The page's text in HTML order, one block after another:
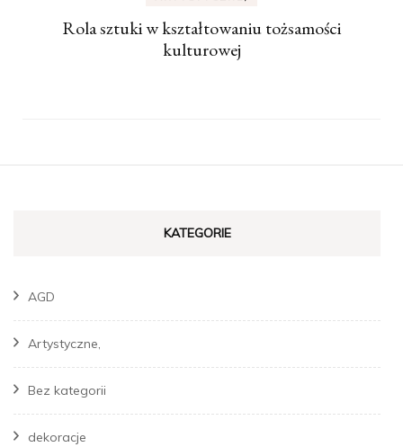
Rola sztuki w kształtowaniu tożsamości
kulturowej
KATEGORIE
AGD
Artystyczne,
Bez kategorii
dekoracje